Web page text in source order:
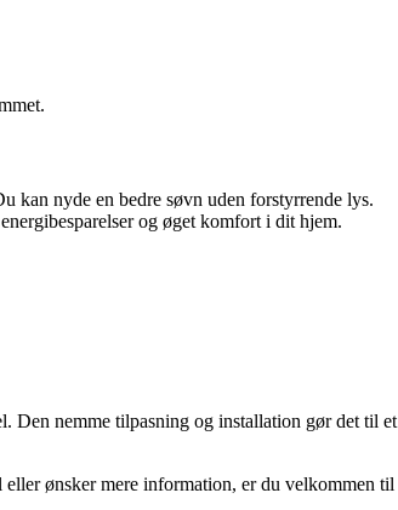
kan nyde en bedre søvn uden forstyrrende lys.
og øget komfort i dit hjem.
Den nemme tilpasning og installation gør det til et
ønsker mere information, er du velkommen til